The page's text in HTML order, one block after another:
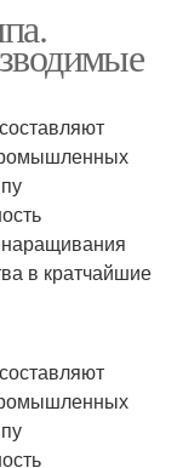
в кратчайшие